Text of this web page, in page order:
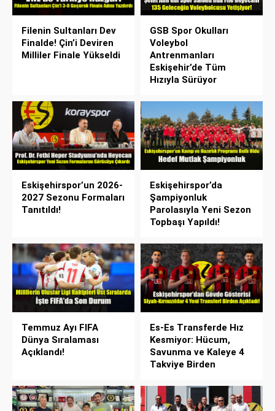
Filenin Sultanları Dev
Finalde! Çin’i Deviren
Milliler Finale Yükseldi
GSB Spor Okulları
Voleybol
Antrenmanları
Eskişehir’de Tüm
Hızıyla Sürüyor
Eskişehirspor’un 2026-
2027 Sezonu Formaları
Tanıtıldı!
Eskişehirspor’da
Şampiyonluk
Parolasıyla Yeni Sezon
Topbaşı Yapıldı!
Temmuz Ayı FIFA
Dünya Sıralaması
Açıklandı!
Es-Es Transferde Hız
Kesmiyor: Hücum,
Savunma ve Kaleye 4
Takviye Birden